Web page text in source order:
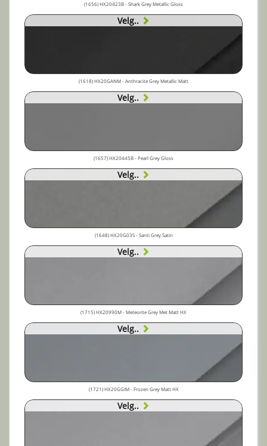
(1656) HX20423B - Shark Grey Metallic Gloss
Velg..
(1618) HX20GANM - Anthracite Grey Metallic Matt
Velg..
(1657) HX20445B - Pearl Grey Gloss
Velg..
(1648) HX20G03S - Santi Grey Satin
Velg..
(1715) HX20990M - Meteorite Grey Met Matt HX
Velg..
(1721) HX20GGIM - Frozen Grey Matt HX
Velg..